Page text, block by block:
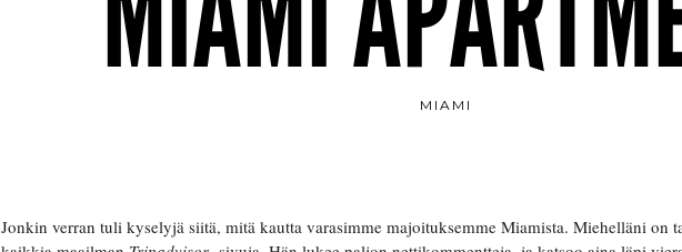
MIAMI
Jonkin verran tuli kyselyjä siitä, mitä kautta varasimme majoituksemme Miamista. Miehelläni on